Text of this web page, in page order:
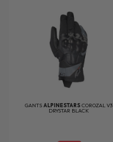
GANTSALPINESTARSCOROZAL V3
DRYSTAR BLACK